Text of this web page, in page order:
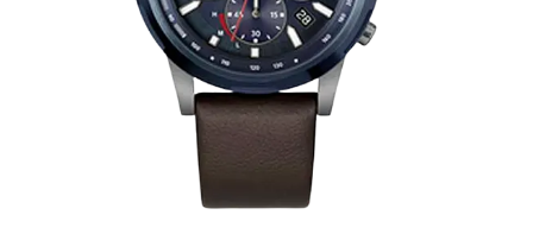
Каталог
Мужские часы
Женские часы
Скидки